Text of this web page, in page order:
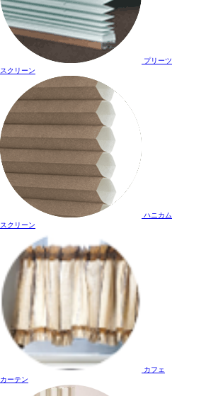
プリーツ
スクリーン
ハニカム
スクリーン
カフェ
カーテン